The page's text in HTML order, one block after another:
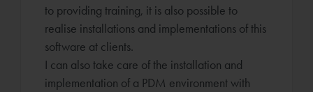
to providing training, it is also possible to
realise installations and implementations of this
software at clients.
I can also take care of the installation and
implementation of a PDM environment with